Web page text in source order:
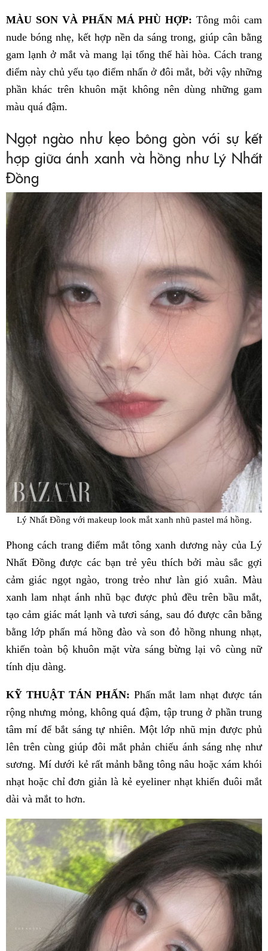
MÀU SON VÀ PHẤN MÁ PHÙ HỢP:Tông môi cam
nude bóng nhẹ, kết hợp nền da sáng trong, giúp cân bằng
gam lạnh ở mắt và mang lại tổng thể hài hòa. Cách trang
điểm này chủ yếu tạo điểm nhấn ở đôi mắt, bởi vậy những
phần khác trên khuôn mặt không nên dùng những gam
màu quá đậm.
Ngọt ngào như kẹo bông gòn với sự kết
hợp giữa ánh xanh và hồng như Lý Nhất
Đồng
Lý Nhất Đồng với makeup look mắt xanh nhũ pastel má hồng.
Phong cách trang điểm mắt tông xanh dương này của Lý
Nhất Đồng được các bạn trẻ yêu thích bởi màu sắc gợi
cảm giác ngọt ngào, trong trẻo như làn gió xuân. Màu
xanh lam nhạt ánh nhũ bạc được phủ đều trên bầu mắt,
tạo cảm giác mát lạnh và tươi sáng, sau đó được cân bằng
bằng lớp phấn má hồng đào và son đỏ hồng nhung nhạt,
khiến toàn bộ khuôn mặt vừa sáng bừng lại vô cùng nữ
tính dịu dàng.
KỸ THUẬT TÁN PHẤN: Phấn mắt lam nhạt được tán
rộng nhưng mỏng, không quá đậm, tập trung ở phần trung
tâm mí để bắt sáng tự nhiên. Một lớp nhũ mịn được phủ
lên trên cùng giúp đôi mắt phản chiếu ánh sáng nhẹ như
sương. Mí dưới kẻ rất mảnh bằng tông nâu hoặc xám khói
nhạt hoặc chỉ đơn giản là kẻ eyeliner nhạt khiến đuôi mắt
dài và mắt to hơn.